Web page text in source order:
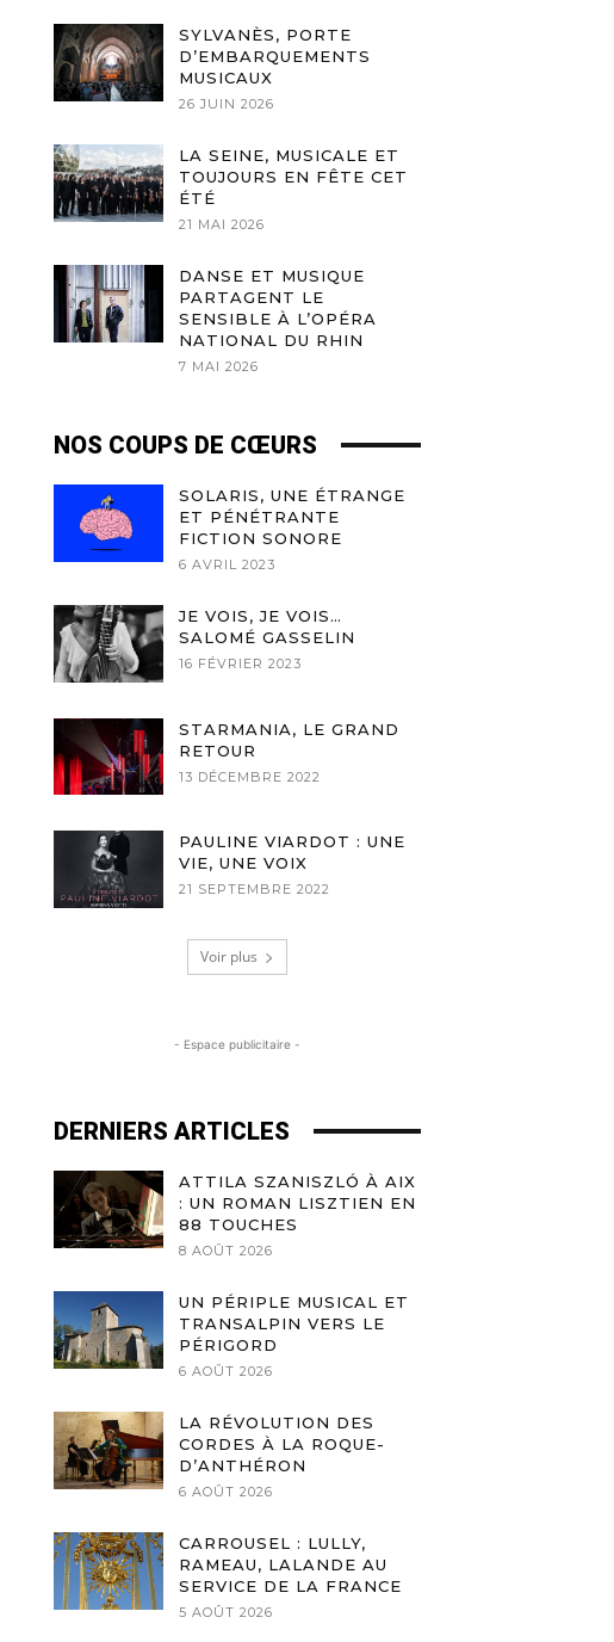
SYLVANÈS, PORTE
D’EMBARQUEMENTS
MUSICAUX
26 JUIN 2026
LA SEINE, MUSICALE ET
TOUJOURS EN FÊTE CET
ÉTÉ
21 MAI 2026
DANSE ET MUSIQUE
PARTAGENT LE
SENSIBLE À L’OPÉRA
NATIONAL DU RHIN
7 MAI 2026
NOS COUPS DE CŒURS
SOLARIS, UNE ÉTRANGE
ET PÉNÉTRANTE
FICTION SONORE
6 AVRIL 2023
JE VOIS, JE VOIS…
SALOMÉ GASSELIN
16 FÉVRIER 2023
STARMANIA, LE GRAND
RETOUR
13 DÉCEMBRE 2022
PAULINE VIARDOT : UNE
VIE, UNE VOIX
21 SEPTEMBRE 2022
Voir plus
- Espace publicitaire -
DERNIERS ARTICLES
ATTILA SZANISZLÓ À AIX
: UN ROMAN LISZTIEN EN
88 TOUCHES
8 AOÛT 2026
UN PÉRIPLE MUSICAL ET
TRANSALPIN VERS LE
PÉRIGORD
6 AOÛT 2026
LA RÉVOLUTION DES
CORDES À LA ROQUE-
D’ANTHÉRON
6 AOÛT 2026
CARROUSEL : LULLY,
RAMEAU, LALANDE AU
SERVICE DE LA FRANCE
5 AOÛT 2026